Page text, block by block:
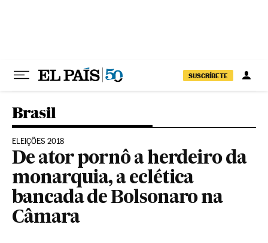
SUSCRÍBETE
Brasil
ELEIÇÕES 2018
De ator pornô a herdeiro da
monarquia, a eclética
bancada de Bolsonaro na
Câmara